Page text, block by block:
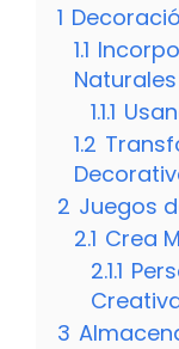
1
1.1
Naturales
1.1.1
1.2
2 Juegos
2.1 Crea
2.1.1
3